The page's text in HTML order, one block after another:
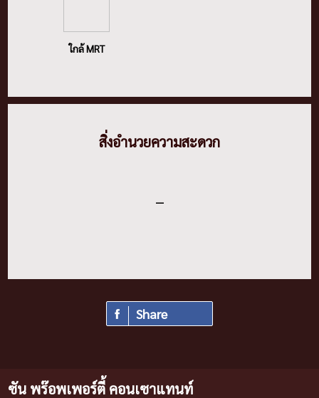
ใกล้ MRT
สิ่งอํานวยความสะดวก
–
Share
ซัน พร๊อพเพอร์ตี้ คอนเซาแทนท์